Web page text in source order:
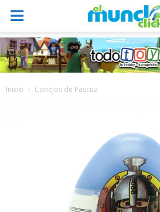
Inicio Conejos de Pascua